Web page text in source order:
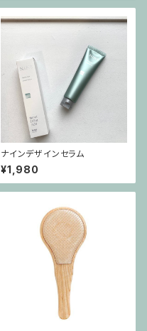
ナインデザインセラム
¥1,980